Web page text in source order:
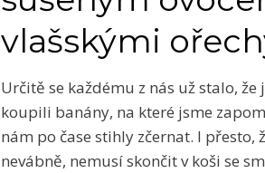
vlašskými
Určitě se každému z nás už stalo, že
koupili banány, na které jsme
nám po čase stihly zčernat. I přesto,
nevábně, nemusí skončit v koši se